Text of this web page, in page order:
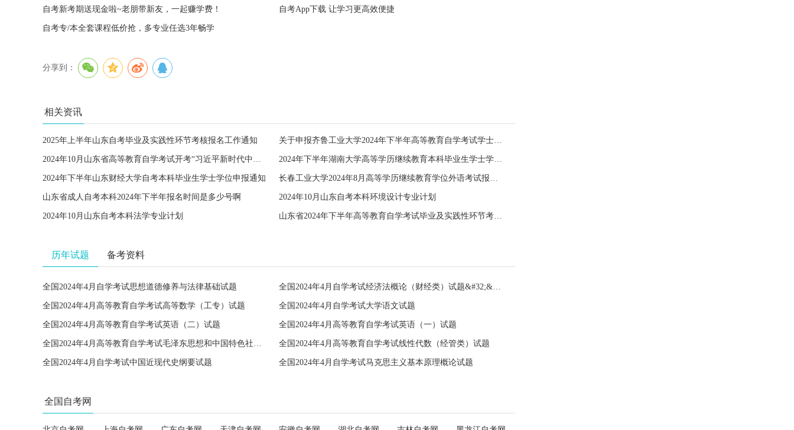
自考新考期送现金啦~老朋带新友，一起赚学费！ 自考App下载 让学习更高效便捷
自考专/本全套课程低价抢，多专业任选3年畅学
分享到：
相关资讯
2025年上半年山东自考毕业及实践性环节考核报名工作通知 关于申报齐鲁工业大学2024年下半年高等教育自学考试学士学位的通知
2024年10月山东省高等教育自学考试开考“习近平新时代中国特色社会主义思想概论”课程的通知 2024年下半年湖南大学高等学历继续教育本科毕业生学士学位申请工作的通知
2024年下半年山东财经大学自考本科毕业生学士学位申报通知 长春工业大学2024年8月高等学历继续教育学位外语考试报名的通知
山东省成人自考本科2024年下半年报名时间是多少号啊 2024年10月山东自考本科环境设计专业计划
2024年10月山东自考本科法学专业计划 山东省2024年下半年高等教育自学考试毕业及实践性环节考核报名工作的通知
历年试题 备考资料
全国2024年4月自学考试思想道德修养与法律基础试题 全国2024年4月自学考试经济法概论（财经类）试题&#32;&#32;
全国2024年4月高等教育自学考试高等数学（工专）试题 全国2024年4月自学考试大学语文试题
全国2024年4月高等教育自学考试英语（二）试题 全国2024年4月高等教育自学考试英语（一）试题
全国2024年4月高等教育自学考试毛泽东思想和中国特色社会主义理论体系概论试题 全国2024年4月高等教育自学考试线性代数（经管类）试题
全国2024年4月自学考试中国近现代史纲要试题 全国2024年4月自学考试马克思主义基本原理概论试题
全国自考网